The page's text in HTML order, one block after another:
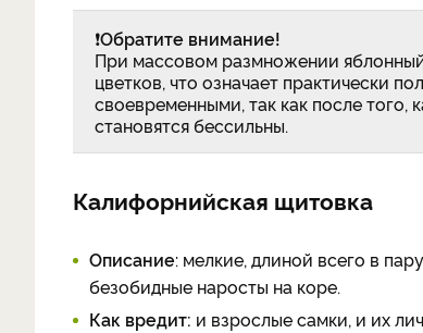
❗Обратите внимание!
При массовом размножении
цветков, что означает практически
своевременными, так как после того,
становятся бессильны.
Калифорнийская щитовка
Описание: мелкие, длиной всего в
безобидные наросты на коре.
Как вредит: и взрослые самки, и их